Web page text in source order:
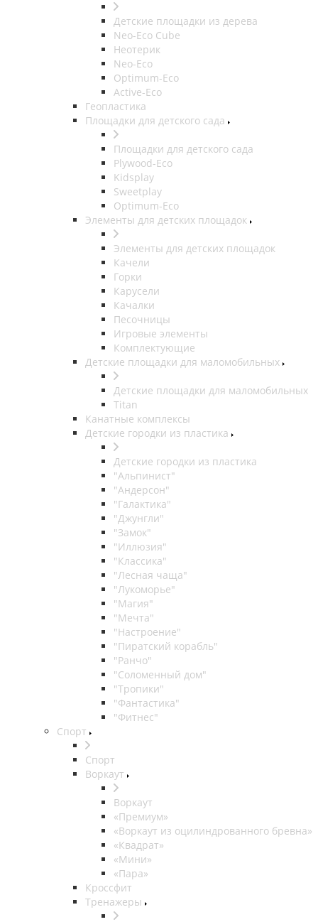
Детские площадки из дерева
Neo-Eco Cube
Неотерик
Neo-Eco
Оptimum-Еco
Active-Eco
Геопластика
Площадки для детского сада
Площадки для детского сада
Plywood-Eco
Kidsplay
Sweetplay
Оptimum-Еco
Элементы для детских площадок
Элементы для детских площадок
Качели
Горки
Карусели
Качалки
Песочницы
Игровые элементы
Комплектующие
Детские площадки для маломобильных
Детские площадки для маломобильных
Titan
Канатные комплексы
Детские городки из пластика
Детские городки из пластика
"Альпинист"
"Андерсон"
"Галактика"
"Джунгли"
"Замок"
"Иллюзия"
"Классика"
"Лесная чаща"
"Лукоморье"
"Магия"
"Мечта"
"Настроение"
"Пиратский корабль"
"Ранчо"
"Соломенный дом"
"Тропики"
"Фантастика"
"Фитнес"
Спорт
Спорт
Воркаут
Воркаут
«Премиум»
«Воркаут из оцилиндрованного бревна»
«Квадрат»
«Мини»
«Пара»
Кроссфит
Тренажеры